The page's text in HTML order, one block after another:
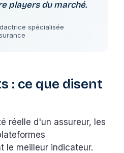
players du marché.
spécialisée
: ce que disent
réelle d'un assureur, les
le meilleur indicateur.